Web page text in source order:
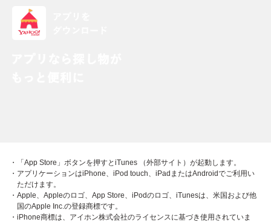
・「App Store」ボタンを押すとiTunes （外部サイト）が起動します。
・アプリケーションはiPhone、iPod touch、iPadまたはAndroidでご利用い
ただけます。
・Apple、Appleのロゴ、App Store、iPodのロゴ、iTunesは、米国および他
国のApple Inc.の登録商標です。
・iPhone商標は、アイホン株式会社のライセンスに基づき使用されていま